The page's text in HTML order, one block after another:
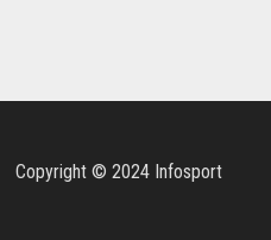
Copyright © 2024 Infosport